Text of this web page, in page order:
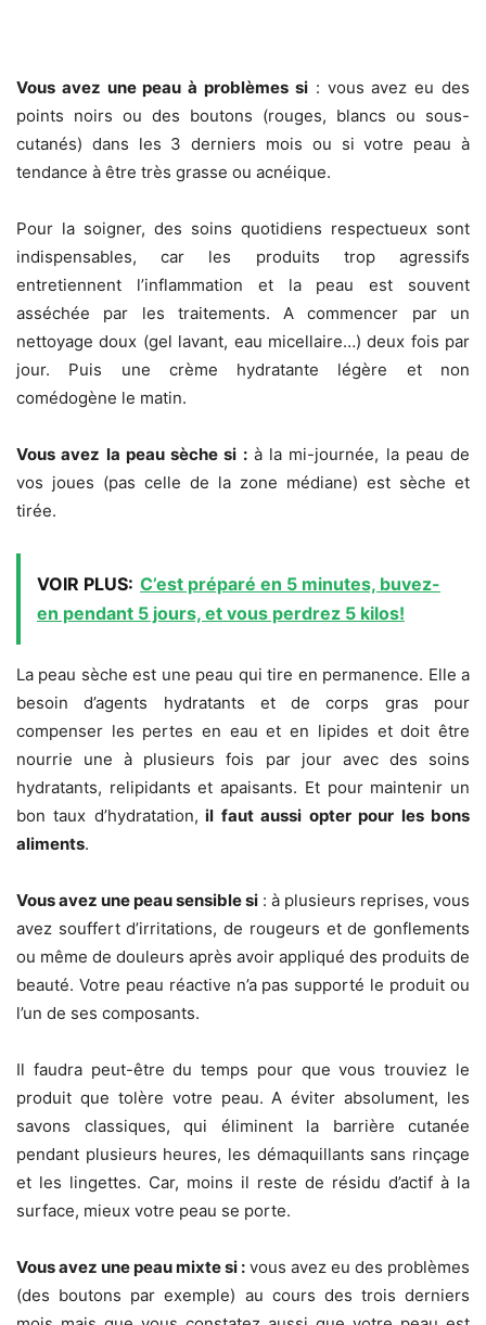
Vous avez une peau à problèmes si: vous avez eu des
points noirs ou des boutons (rouges, blancs ou sous-
cutanés) dans les 3 derniers mois ou si votre peau à
tendance à être très grasse ou acnéique.
Pour la soigner, des soins quotidiens respectueux sont
indispensables, car les produits trop agressifs
entretiennent l’inflammation et la peau est souvent
asséchée par les traitements. A commencer par un
nettoyage doux (gel lavant, eau micellaire…) deux fois par
jour. Puis une crème hydratante légère et non
comédogène le matin.
Vous avez la peau sèche si :à la mi-journée, la peau de
vos joues (pas celle de la zone médiane) est sèche et
tirée.
VOIR PLUS: C’est préparé en 5 minutes, buvez-
en pendant 5 jours, et vous perdrez 5 kilos!
La peau sèche est une peau qui tire en permanence. Elle a
besoin d’agents hydratants et de corps gras pour
compenser les pertes en eau et en lipides et doit être
nourrie une à plusieurs fois par jour avec des soins
hydratants, relipidants et apaisants. Et pour maintenir un
bon taux d’hydratation, il faut aussi opter pour les bons
aliments.
Vous avez une peau sensible si : à plusieurs reprises, vous
avez souffert d’irritations, de rougeurs et de gonflements
ou même de douleurs après avoir appliqué des produits de
beauté. Votre peau réactive n’a pas supporté le produit ou
l’un de ses composants.
Il faudra peut-être du temps pour que vous trouviez le
produit que tolère votre peau. A éviter absolument, les
savons classiques, qui éliminent la barrière cutanée
pendant plusieurs heures, les démaquillants sans rinçage
et les lingettes. Car, moins il reste de résidu d’actif à la
surface, mieux votre peau se porte.
Vous avez une peau mixte si : vous avez eu des problèmes
(des boutons par exemple) au cours des trois derniers